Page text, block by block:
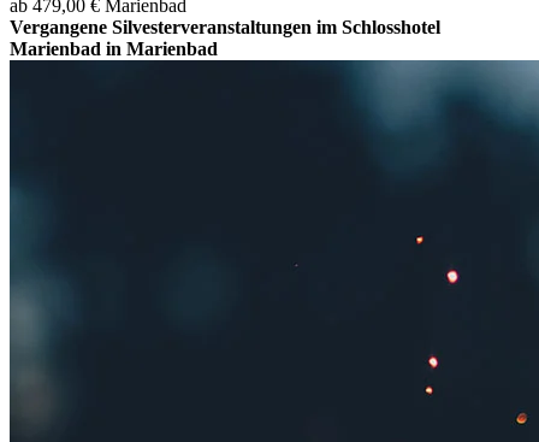
ab 479,00 € Marienbad
Vergangene Silvesterveranstaltungen im Schlosshotel
Marienbad in Marienbad